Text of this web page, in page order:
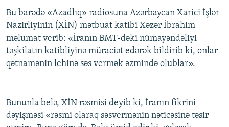
Bu barədə «Azadlıq» radiosuna Azərbaycan Xarici İşlər
Nazirliyinin (XİN) mətbuat katibi Xəzər İbrahim
məlumat verib: «İranın BMT-dəki nümayəndəliyi
təşkilatın katibliyinə müraciət edərək bildirib ki, onlar
qətnamənin lehinə səs vermək əzmində olublar».
Bununla belə, XİN rəsmisi deyib ki, İranın fikrini
dəyişməsi «rəsmi olaraq səsvermənin nəticəsinə təsir